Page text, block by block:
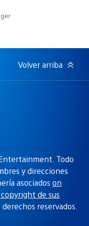
Volver arriba
Todo
y direcciones
asociados on
de sus
derechos reservados.